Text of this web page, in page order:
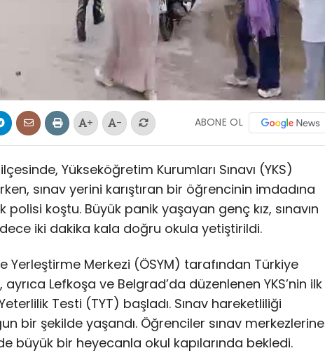
+ - ABONE OL
Yükseköğretim Kurumları Sınavı (YKS)
sınav yerini karıştıran bir öğrencinin imdadına
koştu. Büyük panik yaşayan genç kız, sınavın
iki dakika kala doğru okula yetiştirildi.
Yerleştirme Merkezi (ÖSYM) tarafından Türkiye
Lefkoşa ve Belgrad’da düzenlenen YKS’nin ilk
Testi (TYT) başladı. Sınav hareketliliği
bir şekilde yaşandı. Öğrenciler sınav merkezlerine
büyük bir heyecanla okul kapılarında bekledi.